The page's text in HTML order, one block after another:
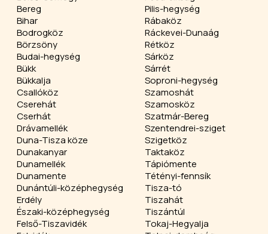
Bereg
Bihar
Bodrogköz
Börzsöny
Budai-hegység
Bükk
Bükkalja
Csallóköz
Cserehát
Cserhát
Drávamellék
Duna-Tisza köze
Dunakanyar
Dunamellék
Dunamente
Dunántúli-középhegység
Erdély
Északi-középhegység
Felső-Tiszavidék
Pilis-hegység
Rábaköz
Ráckevei-Dunaág
Rétköz
Sárköz
Sárrét
Soproni-hegység
Szamoshát
Szamosköz
Szatmár-Bereg
Szentendrei-sziget
Szigetköz
Taktaköz
Tápiómente
Tétényi-fennsík
Tisza-tó
Tiszahát
Tiszántúl
Tokaj-Hegyalja